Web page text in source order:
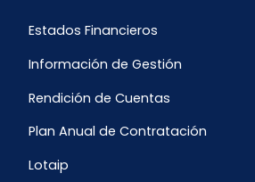
Estados Financieros
Información de Gestión
Rendición de Cuentas
Plan Anual de Contratación
Lotaip